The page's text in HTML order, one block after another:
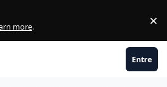
more. ×
Entre